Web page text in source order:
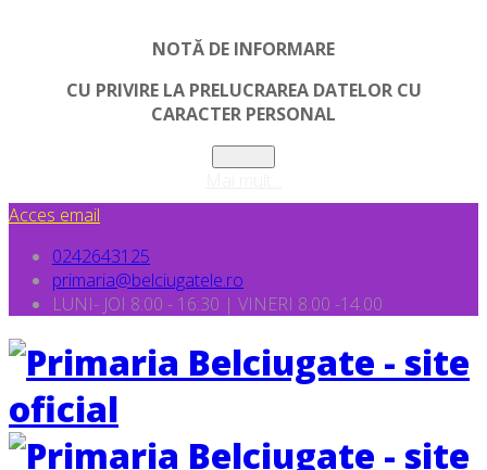
NOTĂ DE INFORMARE
CU PRIVIRE LA PRELUCRAREA DATELOR CU
CARACTER PERSONAL
Acces email
0242643125
primaria@belciugatele.ro
LUNI- JOI 8:00 - 16:30 | VINERI 8.00 -14.00